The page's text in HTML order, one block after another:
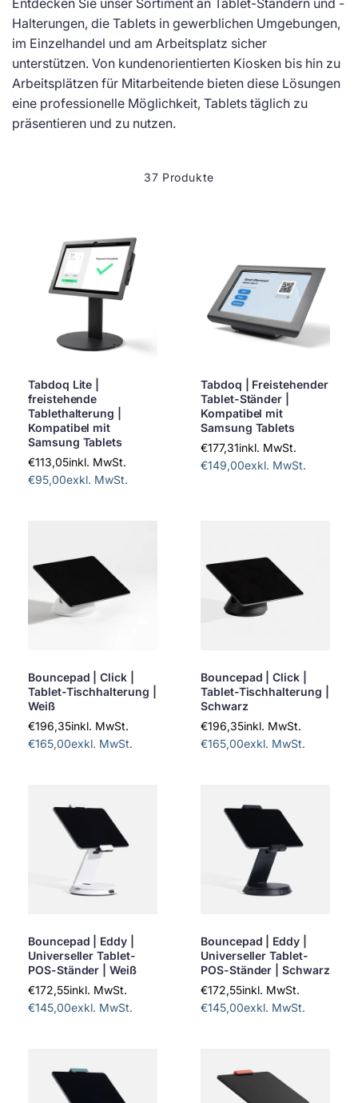
Entdecken Sie unser Sortiment an Tablet-Ständern und -
Halterungen, die Tablets in gewerblichen Umgebungen,
im Einzelhandel und am Arbeitsplatz sicher
unterstützen. Von kundenorientierten Kiosken bis hin zu
Arbeitsplätzen für Mitarbeitende bieten diese Lösungen
eine professionelle Möglichkeit, Tablets täglich zu
präsentieren und zu nutzen.
37 Produkte
Tabdoq Lite |
freistehende
Tablethalterung |
Kompatibel mit
Samsung Tablets
€113,05inkl. MwSt.
€95,00exkl. MwSt.
Tabdoq | Freistehender
Tablet-Ständer |
Kompatibel mit
Samsung Tablets
€177,31inkl. MwSt.
€149,00exkl. MwSt.
Bouncepad | Click |
Tablet-Tischhalterung |
Weiß
€196,35inkl. MwSt.
€165,00exkl. MwSt.
Bouncepad | Click |
Tablet-Tischhalterung |
Schwarz
€196,35inkl. MwSt.
€165,00exkl. MwSt.
Bouncepad | Eddy |
Universeller Tablet-
POS-Ständer | Weiß
€172,55inkl. MwSt.
€145,00exkl. MwSt.
Bouncepad | Eddy |
Universeller Tablet-
POS-Ständer | Schwarz
€172,55inkl. MwSt.
€145,00exkl. MwSt.